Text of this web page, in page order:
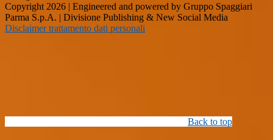
Copyright 2026 | Engineered and powered by Gruppo Spaggiari
Parma S.p.A. | Divisione Publishing & New Social Media
Disclaimer trattamento dati personali
Back to top